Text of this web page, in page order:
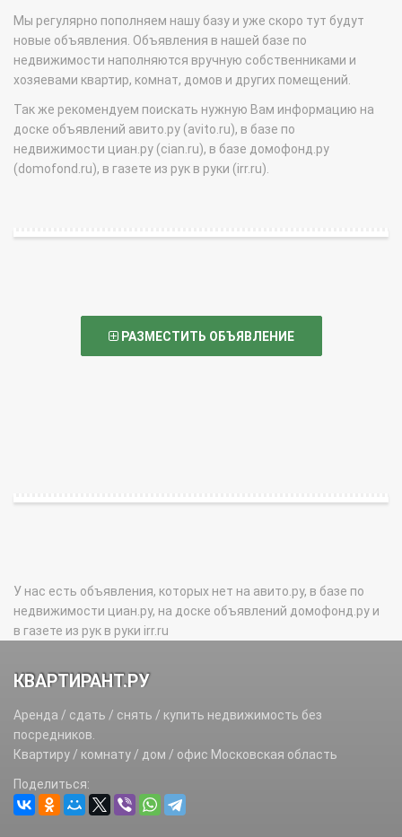
Мы регулярно пополняем нашу базу и уже скоро тут будут
новые объявления. Объявления в нашей базе по
недвижимости наполняются вручную собственниками и
хозяевами квартир, комнат, домов и других помещений.
Так же рекомендуем поискать нужную Вам информацию на
доске объявлений авито.ру (avito.ru), в базе по
недвижимости циан.ру (cian.ru), в базе домофонд.ру
(domofond.ru), в газете из рук в руки (irr.ru).
РАЗМЕСТИТЬ ОБЪЯВЛЕНИЕ
У нас есть объявления, которых нет на авито.ру, в базе по
недвижимости циан.ру, на доске объявлений домофонд.ру и
в газете из рук в руки irr.ru
КВАРТИРАНТ.РУ
Аренда / сдать / снять / купить недвижимость без
посредников.
Квартиру / комнату / дом / офис Московская область
Поделиться: